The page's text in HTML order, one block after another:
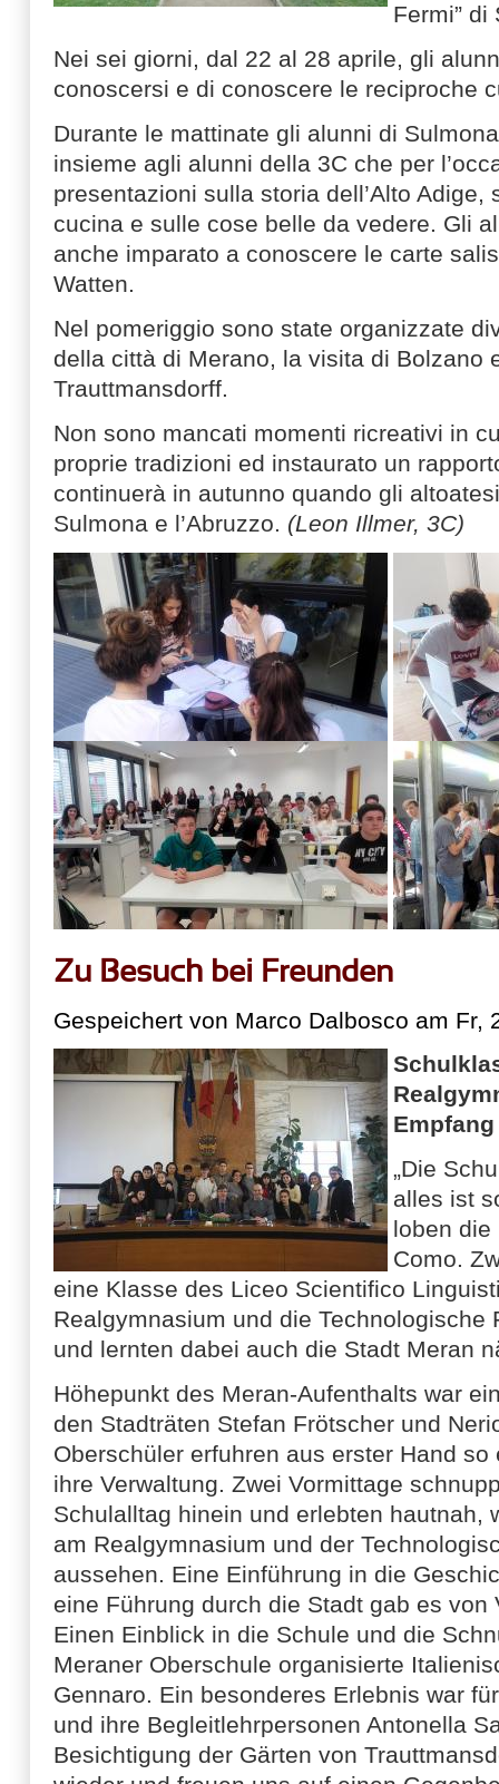
Fermi” di
Nei sei giorni, dal 22 al 28 aprile, gli
conoscersi e di conoscere le reciproche
Durante le mattinate gli alunni di
insieme agli alunni della 3C che per
presentazioni sulla storia dell’Alto
cucina e sulle cose belle da vedere. Gli
anche imparato a conoscere le carte
Watten.
Nel pomeriggio sono state organizzate
della città di Merano, la visita di Bolzano
Trauttmansdorff.
Non sono mancati momenti ricreativi in
proprie tradizioni ed instaurato un
continuerà in autunno quando gli
Sulmona e l’Abruzzo. (Leon Illmer, 3C)
Zu Besuch bei Freunden
Gespeichert von Marco Dalbosco am Fr,
„Die
alles ist
loben die
Como.
eine Klasse des Liceo Scientifico
Realgymnasium und die
und lernten dabei auch die Stadt Meran
Höhepunkt des Meran-Aufenthalts war
den Stadträten Stefan Frötscher und
Oberschüler erfuhren aus erster Hand
ihre Verwaltung. Zwei Vormittage
Schulalltag hinein und erlebten hautnah,
am Realgymnasium und der
aussehen. Eine Einführung in die
eine Führung durch die Stadt gab es
Einen Einblick in die Schule und die
Meraner Oberschule organisierte
Gennaro. Ein besonderes Erlebnis war
und ihre Begleitlehrpersonen Antonella
Besichtigung der Gärten von